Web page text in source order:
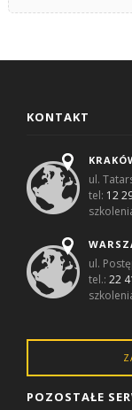
KONTAKT
ul.
tel: 12
ul.
tel.:22
POZOSTAŁE